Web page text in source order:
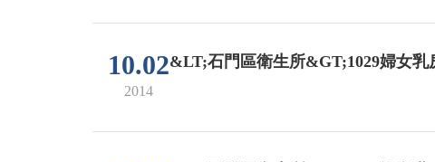
10.02
2014
&LT;石門區衛生所&GT;1029婦女乳